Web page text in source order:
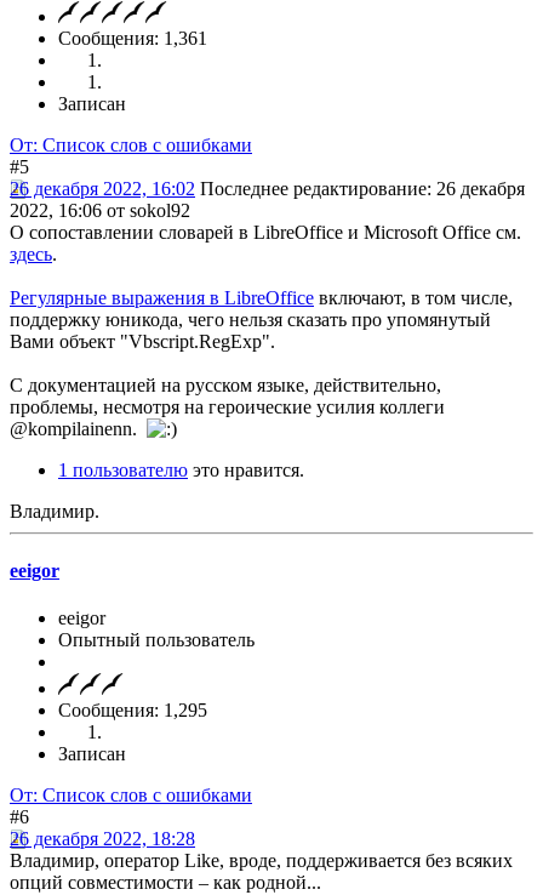
Сообщения: 1,361
Записан
От: Список слов с ошибками
#5
26 декабря 2022, 16:02 Последнее редактирование: 26 декабря
2022, 16:06 от sokol92
О сопоставлении словарей в LibreOffice и Microsoft Office см.
здесь.
Регулярные выражения в LibreOffice включают, в том числе,
поддержку юникода, чего нельзя сказать про упомянутый
Вами объект "Vbscript.RegExp".
С документацией на русском языке, действительно,
проблемы, несмотря на героические усилия коллеги
@kompilainenn.
1 пользователю это нравится.
Владимир.
eeigor
eeigor
Опытный пользователь
Сообщения: 1,295
Записан
От: Список слов с ошибками
#6
26 декабря 2022, 18:28
Владимир, оператор Like, вроде, поддерживается без всяких
опций совместимости – как родной...